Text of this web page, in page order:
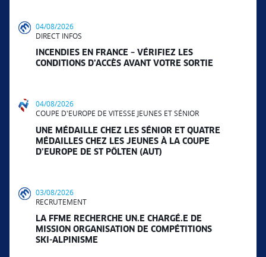
04/08/2026
DIRECT INFOS
INCENDIES EN FRANCE – VÉRIFIEZ LES
CONDITIONS D’ACCÈS AVANT VOTRE SORTIE
04/08/2026
COUPE D'EUROPE DE VITESSE JEUNES ET SÉNIOR
UNE MÉDAILLE CHEZ LES SÉNIOR ET QUATRE
MÉDAILLES CHEZ LES JEUNES À LA COUPE
D’EUROPE DE ST PÖLTEN (AUT)
03/08/2026
RECRUTEMENT
LA FFME RECHERCHE UN.E CHARGÉ.E DE
MISSION ORGANISATION DE COMPÉTITIONS
SKI-ALPINISME